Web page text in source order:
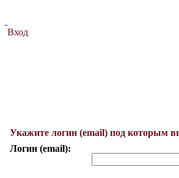
Вход
Укажите логин (email) под которым
Логин (email):